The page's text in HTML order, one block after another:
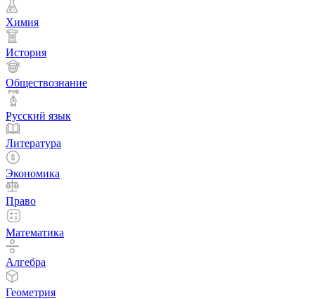
Химия
История
Обществознание
Русский язык
Литература
Экономика
Право
Математика
Алгебра
Геометрия